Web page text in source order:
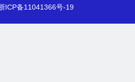
ICP备11041366号-19